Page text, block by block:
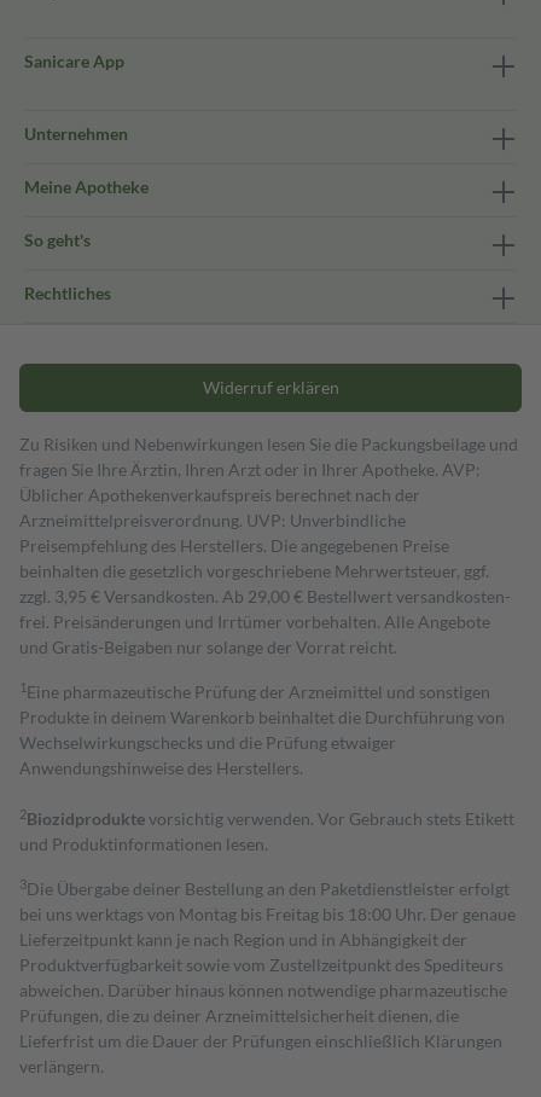
Sanicare App
Unternehmen
Meine Apotheke
So geht's
Rechtliches
Widerruf erklären
Zu Risiken und Nebenwirkungen lesen Sie die Packungsbeilage und
fragen Sie Ihre Ärztin, Ihren Arzt oder in Ihrer Apotheke. AVP:
Üblicher Apothekenverkaufspreis berechnet nach der
Arzneimittelpreisverordnung. UVP: Unverbindliche
Preisempfehlung des Herstellers. Die angegebenen Preise
beinhalten die gesetzlich vorgeschriebene Mehrwertsteuer, ggf.
zzgl. 3,95 € Versandkosten. Ab 29,00 € Bestell­wert versand­kosten­
frei. Preisänderungen und Irrtümer vorbehalten. Alle Angebote
und Gratis-Beigaben nur solange der Vorrat reicht.
1 Eine pharmazeutische Prüfung der Arzneimittel und sonstigen
Produkte in deinem Warenkorb beinhaltet die Durchführung von
Wechselwirkungschecks und die Prüfung etwaiger
Anwendungshinweise des Herstellers.
2Biozidproduktevorsichtig verwenden. Vor Gebrauch stets Etikett
und Produktinformationen lesen.
3Die Übergabe deiner Bestellung an den Paketdienstleister erfolgt
bei uns werktags von Montag bis Freitag bis 18:00 Uhr. Der genaue
Lieferzeitpunkt kann je nach Region und in Abhängigkeit der
Produktverfügbarkeit sowie vom Zustellzeitpunkt des Spediteurs
abweichen. Darüber hinaus können notwendige pharmazeutische
Prüfungen, die zu deiner Arzneimittelsicherheit dienen, die
Lieferfrist um die Dauer der Prüfungen einschließlich Klärungen
verlängern.